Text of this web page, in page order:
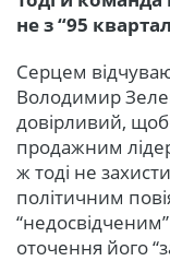
не з “95
Серцем
Володимир
довірливий, щоб
продажним
ж тоді не
політичним
оточення його